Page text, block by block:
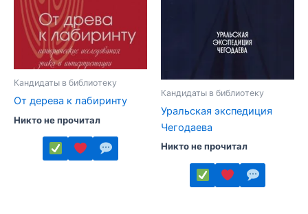
на
странице
товара.
Кандидаты в библиотеку
От дерева к лабиринту
Никто не прочитал
Кандидаты в библиотеку
Уральская экспедиция
Чегодаева
Никто не прочитал